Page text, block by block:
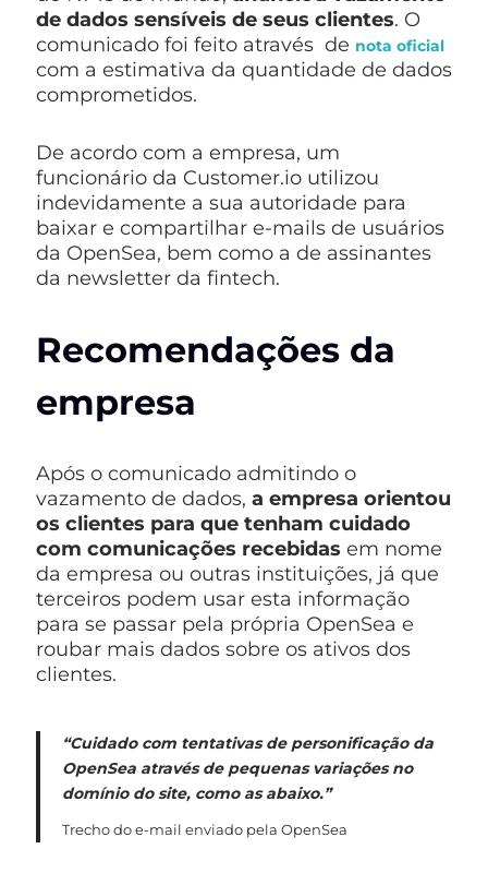
de dados sensíveis de seus clientes. O
comunicado foi feito através de nota oficial
com a estimativa da quantidade de dados
comprometidos.
De acordo com a empresa, um
funcionário da Customer.io utilizou
indevidamente a sua autoridade para
baixar e compartilhar e-mails de usuários
da OpenSea, bem como a de assinantes
da newsletter da fintech.
Recomendações da
empresa
Após o comunicado admitindo o
vazamento de dados, a empresa orientou
os clientes para que tenham cuidado
com comunicações recebidas em nome
da empresa ou outras instituições, já que
terceiros podem usar esta informação
para se passar pela própria OpenSea e
roubar mais dados sobre os ativos dos
clientes.
“Cuidado com tentativas de personificação da
OpenSea através de pequenas variações no
domínio do site, como as abaixo.”
Trecho do e-mail enviado pela OpenSea